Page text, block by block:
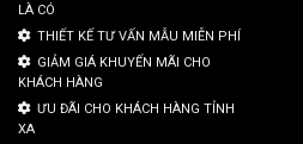
LÀ CÓ
THIẾT KẾ TƯ VẤN MẪU MIỄN PHÍ
GIẢM GIÁ KHUYẾN MÃI CHO
KHÁCH HÀNG
ƯU ĐÃI CHO KHÁCH HÀNG TỈNH
XA